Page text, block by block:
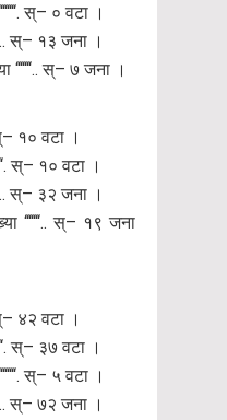
स्– ० वटा ।
स्– १३ जना ।
स्– ७ जना ।
स्– १० वटा ।
स्– १० वटा ।
स्– ३२ जना ।
स्– १९ जना
स्– ४२ वटा ।
स्– ३७ वटा ।
स्– ५ वटा ।
स्– ७२ जना ।